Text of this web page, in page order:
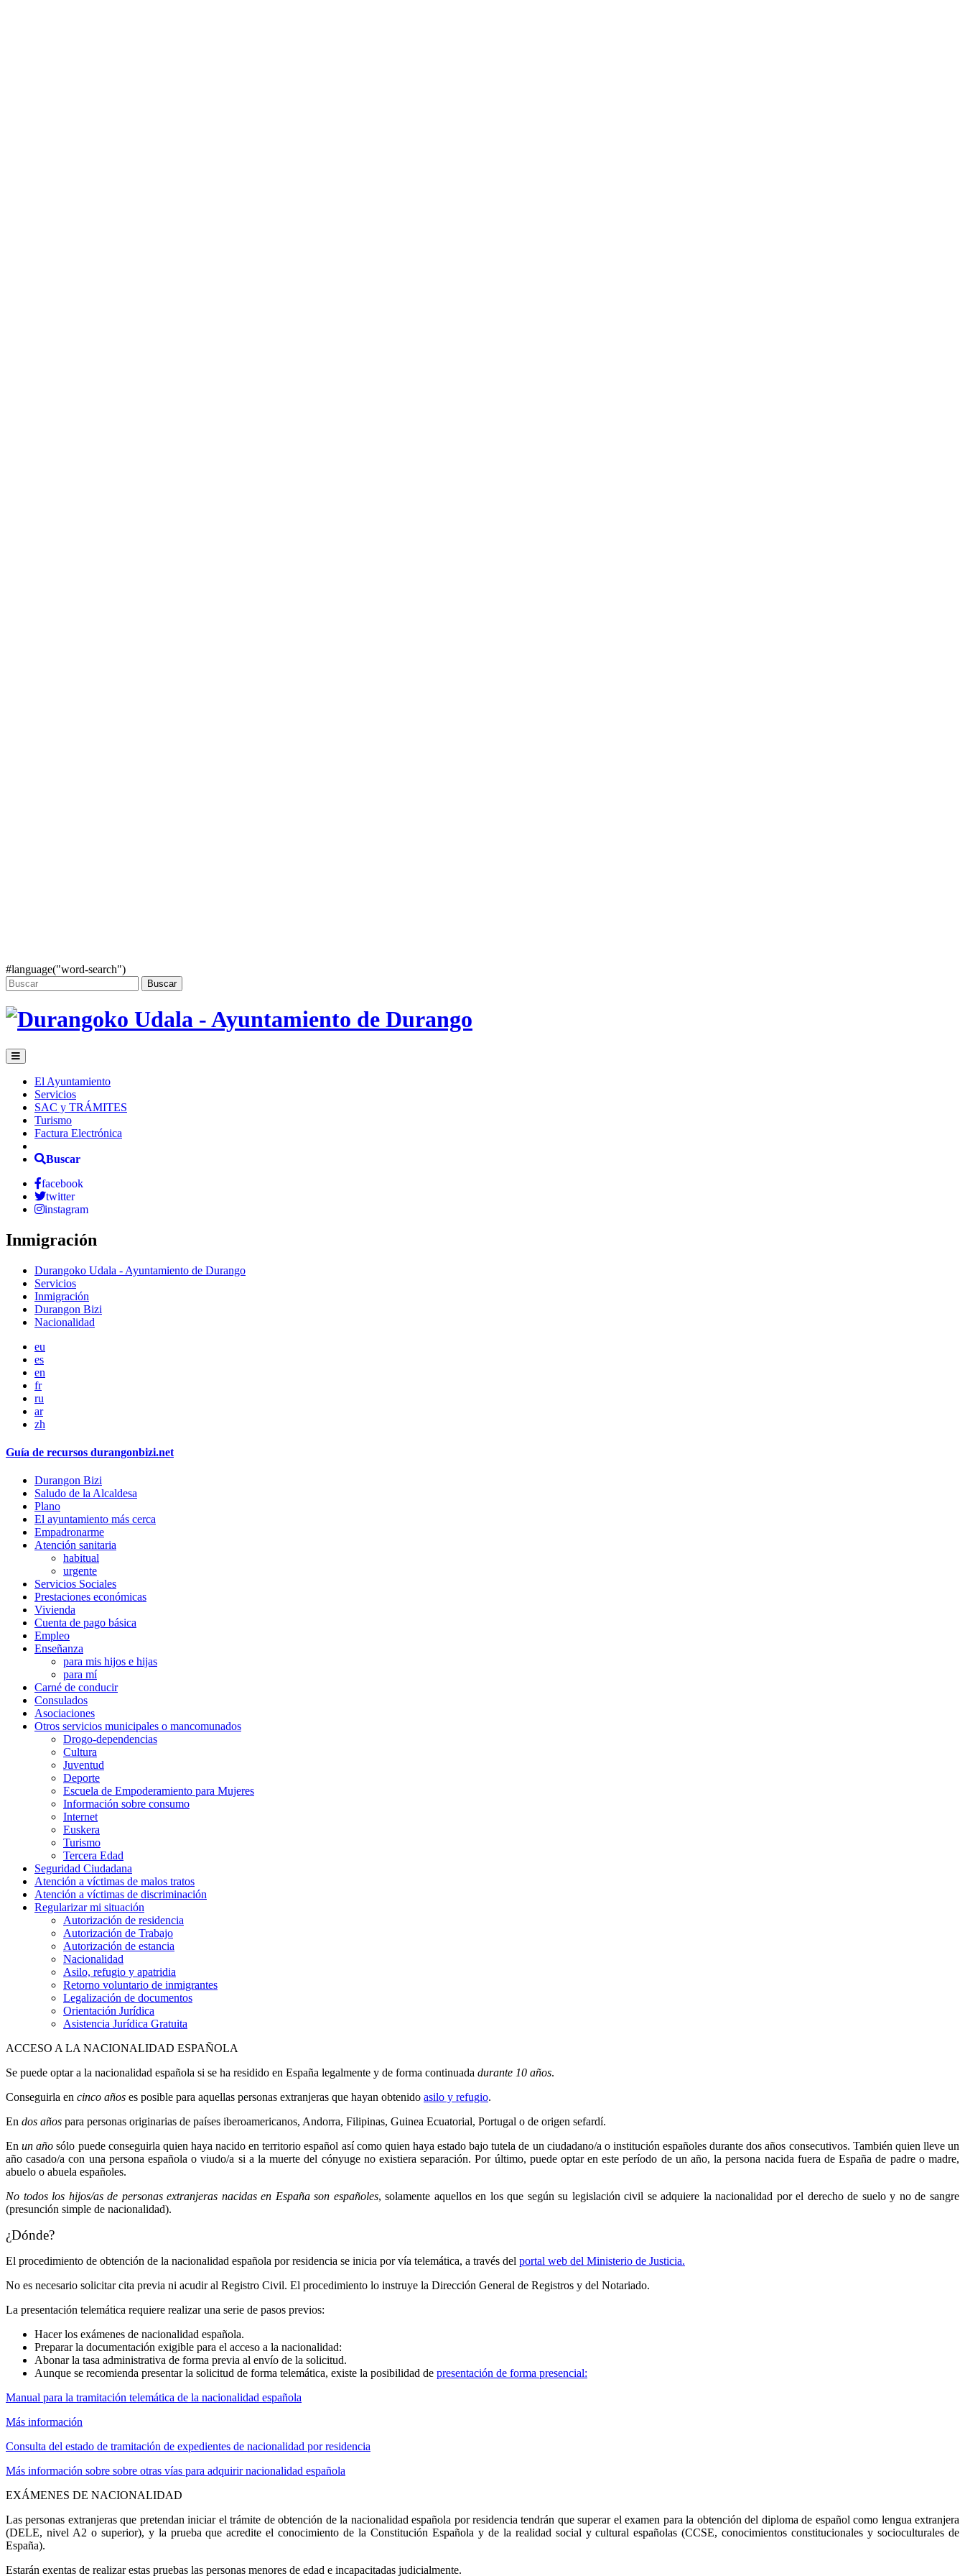
#language("word-search")
Buscar
El Ayuntamiento
Servicios
SAC y TRÁMITES
Turismo
Factura Electrónica
Buscar
facebook
twitter
instagram
Inmigración
Durangoko Udala - Ayuntamiento de Durango
Servicios
Inmigración
Durangon Bizi
Nacionalidad
eu
es
en
fr
ru
ar
zh
Guía de recursos durangonbizi.net
Durangon Bizi
Saludo de la Alcaldesa
Plano
El ayuntamiento más cerca
Empadronarme
Atención sanitaria
habitual
urgente
Servicios Sociales
Prestaciones económicas
Vivienda
Cuenta de pago básica
Empleo
Enseñanza
para mis hijos e hijas
para mí
Carné de conducir
Consulados
Asociaciones
Otros servicios municipales o mancomunados
Drogo-dependencias
Cultura
Juventud
Deporte
Escuela de Empoderamiento para Mujeres
Información sobre consumo
Internet
Euskera
Turismo
Tercera Edad
Seguridad Ciudadana
Atención a víctimas de malos tratos
Atención a víctimas de discriminación
Regularizar mi situación
Autorización de residencia
Autorización de Trabajo
Autorización de estancia
Nacionalidad
Asilo, refugio y apatridia
Retorno voluntario de inmigrantes
Legalización de documentos
Orientación Jurídica
Asistencia Jurídica Gratuita
ACCESO A LA NACIONALIDAD ESPAÑOLA
Se puede optar a la nacionalidad española si se ha residido en España legalmente y de forma continuada durante 10 años.
Conseguirla en cinco años es posible para aquellas personas extranjeras que hayan obtenido asilo y refugio.
En dos años para personas originarias de países iberoamericanos, Andorra, Filipinas, Guinea Ecuatorial, Portugal o de origen sefardí.
Enun año sólo puede conseguirla quien haya nacido en territorio español así como quien haya estado bajo tutela de un ciudadano/a o institución españoles durante dos años consecutivos. También quien lleve un
año casado/a con una persona española o viudo/a si a la muerte del cónyuge no existiera separación. Por último, puede optar en este período de un año, la persona nacida fuera de España de padre o madre,
abuelo o abuela españoles.
No todos los hijos/as de personas extranjeras nacidas en España son españoles, solamente aquellos en los que según su legislación civil se adquiere la nacionalidad por el derecho de suelo y no de sangre
(presunción simple de nacionalidad).
¿Dónde?
El procedimiento de obtención de la nacionalidad española por residencia se inicia por vía telemática, a través del portal web del Ministerio de Justicia.
No es necesario solicitar cita previa ni acudir al Registro Civil. El procedimiento lo instruye la Dirección General de Registros y del Notariado.
La presentación telemática requiere realizar una serie de pasos previos:
Hacer los exámenes de nacionalidad española.
Preparar la documentación exigible para el acceso a la nacionalidad:
Abonar la tasa administrativa de forma previa al envío de la solicitud.
Aunque se recomienda presentar la solicitud de forma telemática, existe la posibilidad de presentación de forma presencial:
Manual para la tramitación telemática de la nacionalidad española
Más información
Consulta del estado de tramitación de expedientes de nacionalidad por residencia
Más información sobre sobre otras vías para adquirir nacionalidad española
EXÁMENES DE NACIONALIDAD
Las personas extranjeras que pretendan iniciar el trámite de obtención de la nacionalidad española por residencia tendrán que superar el examen para la obtención del diploma de español como lengua extranjera
(DELE, nivel A2 o superior), y la prueba que acredite el conocimiento de la Constitución Española y de la realidad social y cultural españolas (CCSE, conocimientos constitucionales y socioculturales de
España).
Estarán exentas de realizar estas pruebas las personas menores de edad e incapacitadas judicialmente.